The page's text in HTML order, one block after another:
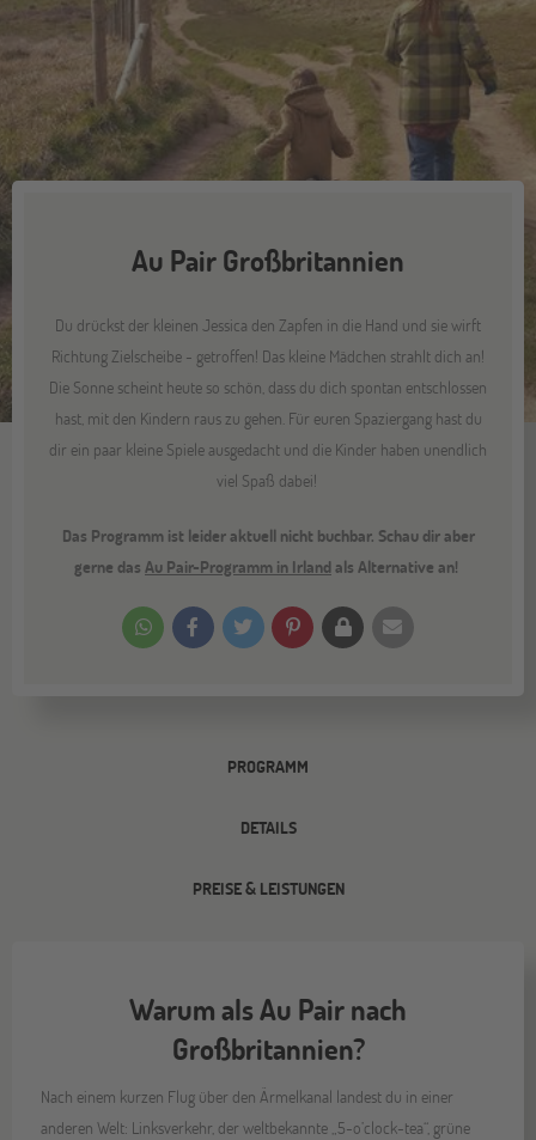
Au Pair Großbritannien
Du drückst der kleinen Jessica den Zapfen in die Hand und sie wirft
Richtung Zielscheibe - getroffen! Das kleine Mädchen strahlt dich an!
Die Sonne scheint heute so schön, dass du dich spontan entschlossen
hast, mit den Kindern raus zu gehen. Für euren Spaziergang hast du
dir ein paar kleine Spiele ausgedacht und die Kinder haben unendlich
viel Spaß dabei!
Das Programm ist leider aktuell nicht buchbar. Schau dir aber
gerne das Au Pair-Programm in Irlandals Alternative an!
PROGRAMM
DETAILS
PREISE & LEISTUNGEN
Warum als Au Pair nach
Großbritannien?
Nach einem kurzen Flug über den Ärmelkanal landest du in einer
anderen Welt: Linksverkehr, der weltbekannte „5-o’clock-tea“, grüne